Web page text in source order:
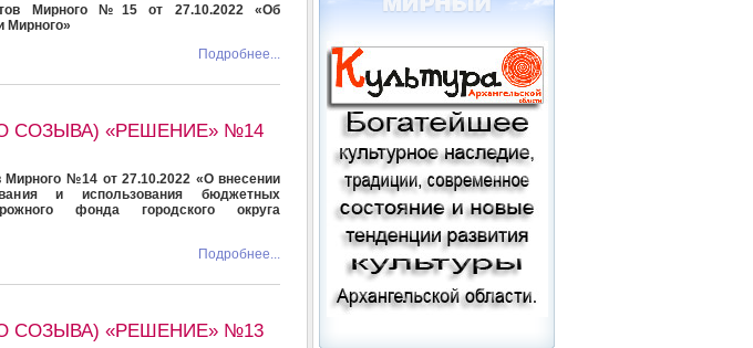
Мирного №15 от 27.10.2022 «Об
Мирного»
Подробнее...
СОЗЫВА) «РЕШЕНИЕ» №14
Мирного №14 от 27.10.2022 «О внесении
и использования бюджетных
фонда городского округа
Подробнее...
СОЗЫВА) «РЕШЕНИЕ» №13